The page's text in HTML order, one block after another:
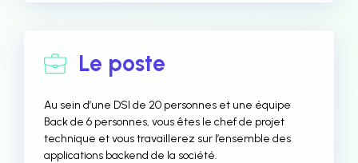
Le poste
Au sein d’une DSI de 20 personnes et une équipe
Back de 6 personnes, vous êtes le chef de projet
technique et vous travaillerez sur l’ensemble des
applications backend de la société.